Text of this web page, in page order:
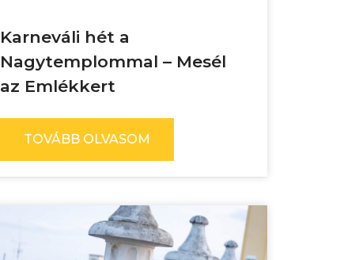
Karneváli hét a
Nagytemplommal – Mesél
az Emlékkert
TOVÁBB OLVASOM